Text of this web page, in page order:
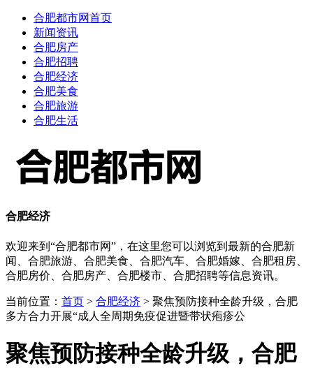
合肥都市网首页
新闻资讯
合肥房产
合肥招聘
合肥经济
合肥美食
合肥旅游
合肥生活
合肥经济
欢迎来到“合肥都市网”，在这里您可以浏览到最新的合肥新
闻、合肥旅游、合肥美食、合肥汽车、合肥婚嫁、合肥租房、
合肥房价、合肥房产、合肥楼市、合肥招聘等信息资讯。
当前位置： 首页 > 合肥经济 > 聚焦预防接种全龄升级，合肥
多方合力开展“成人全周期免疫促进暨带状疱疹公
聚焦预防接种全龄升级，合肥